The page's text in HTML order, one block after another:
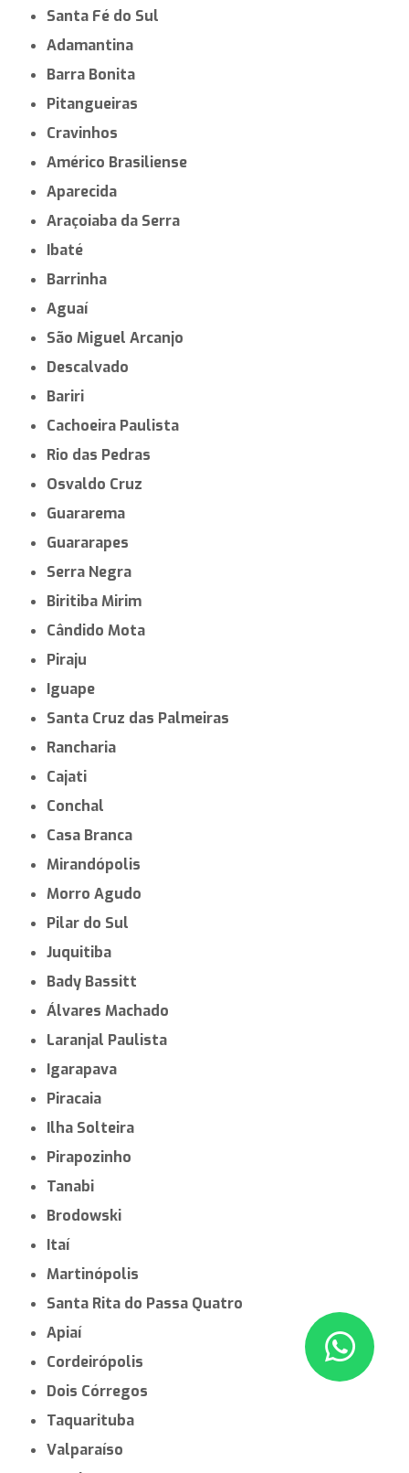
Santa Fé do Sul
Adamantina
Barra Bonita
Pitangueiras
Cravinhos
Américo Brasiliense
Aparecida
Araçoiaba da Serra
Ibaté
Barrinha
Aguaí
São Miguel Arcanjo
Descalvado
Bariri
Cachoeira Paulista
Rio das Pedras
Osvaldo Cruz
Guararema
Guararapes
Serra Negra
Biritiba Mirim
Cândido Mota
Piraju
Iguape
Santa Cruz das Palmeiras
Rancharia
Cajati
Conchal
Casa Branca
Mirandópolis
Morro Agudo
Pilar do Sul
Juquitiba
Bady Bassitt
Álvares Machado
Laranjal Paulista
Igarapava
Piracaia
Ilha Solteira
Pirapozinho
Tanabi
Brodowski
Itaí
Martinópolis
Santa Rita do Passa Quatro
Apiaí
Cordeirópolis
Dois Córregos
Taquarituba
Valparaíso